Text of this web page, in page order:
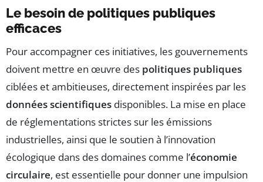
Le besoin de politiques publiques
efficaces
Pour accompagner ces initiatives, les gouvernements
doivent mettre en œuvre des politiques publiques
ciblées et ambitieuses, directement inspirées par les
données scientifiques disponibles. La mise en place
de réglementations strictes sur les émissions
industrielles, ainsi que le soutien à l’innovation
écologique dans des domaines comme l’économie
circulaire, est essentielle pour donner une impulsion